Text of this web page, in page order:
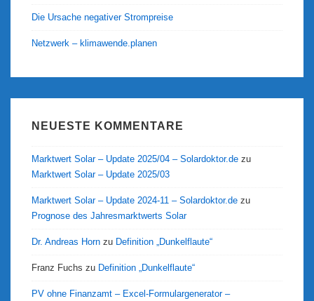
Die Ursache negativer Strompreise
Netzwerk – klimawende.planen
NEUESTE KOMMENTARE
Marktwert Solar – Update 2025/04 – Solardoktor.de zu
Marktwert Solar – Update 2025/03
Marktwert Solar – Update 2024-11 – Solardoktor.de zu
Prognose des Jahresmarktwerts Solar
Dr. Andreas Horn zu Definition „Dunkelflaute“
Franz Fuchs zu Definition „Dunkelflaute“
PV ohne Finanzamt – Excel-Formulargenerator –